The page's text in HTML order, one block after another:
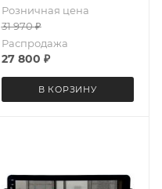
Розничная цена
31 970₽
Распродажа
27 800 ₽
В КОРЗИНУ